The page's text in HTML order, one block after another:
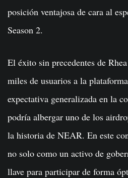
posición ventajosa de cara al
Season 2.
El éxito sin precedentes de
miles de usuarios a la
expectativa generalizada en la
podría albergar uno de los
la historia de NEAR. En este
no solo como un activo de
llave para participar de forma